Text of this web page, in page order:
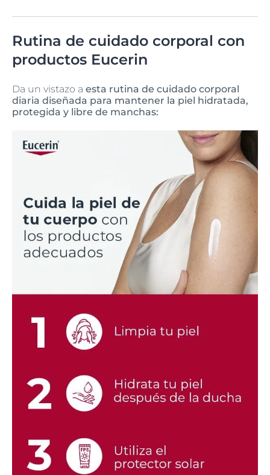
Rutina de cuidado corporal con
productos Eucerin
Da un vistazo a esta rutina de cuidado corporal
diaria diseñada para mantener la piel hidratada,
protegida y libre de manchas: